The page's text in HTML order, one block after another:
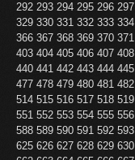
292 293 294 295 296 297
329 330 331 332 333 334
366 367 368 369 370 371
403 404 405 406 407 408
440 441 442 443 444 445
477 478 479 480 481 482
514 515 516 517 518 519
551 552 553 554 555 556
588 589 590 591 592 593
625 626 627 628 629 630